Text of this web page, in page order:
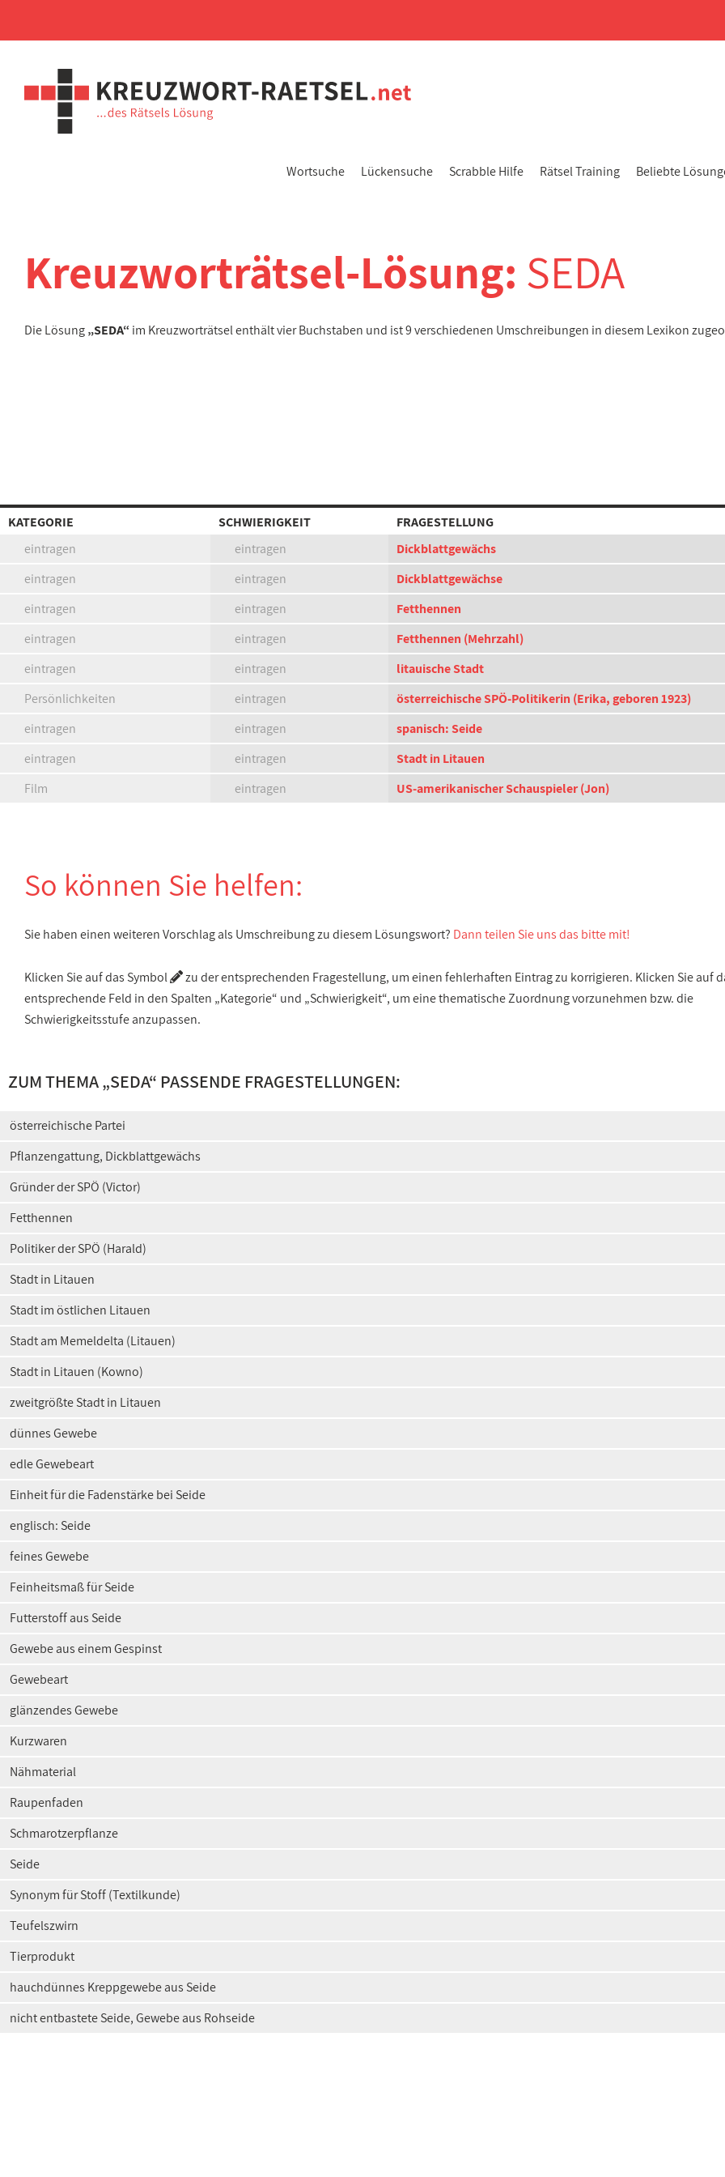
Wortsuche Lückensuche Scrabble Hilfe Rätsel Training Beliebte
Kreuzworträtsel-Lösung: SEDA
Die Lösung„SEDA“ im Kreuzworträtsel enthält vier Buchstaben und ist 9 verschiedenen Umschreibungen in diesem Lexikon
KATEGORIE SCHWIERIGKEIT
FRAGESTELLUNG
eintragen
eintragen
Dickblattgewächs
eintragen
eintragen
Dickblattgewächse
eintragen
eintragen
Fetthennen
eintragen
eintragen
Fetthennen (Mehrzahl)
eintragen
eintragen
litauische Stadt
Persönlichkeiten
eintragen
österreichische SPÖ-Politikerin (Erika, geboren 1923)
eintragen
eintragen
spanisch: Seide
eintragen
eintragen
Stadt in Litauen
Film
eintragen US-amerikanischer Schauspieler (Jon)
So können Sie helfen:
Sie haben einen weiteren Vorschlag als Umschreibung zu diesem Lösungswort? Dann teilen Sie uns das bitte mit!
Klicken Sie auf das Symbol
zu der entsprechenden Fragestellung, um einen fehlerhaften Eintrag zu korrigieren. Klicken Sie auf
entsprechende Feld in den Spalten „Kategorie“ und „Schwierigkeit“, um eine thematische Zuordnung vorzunehmen bzw. die
Schwierigkeitsstufe anzupassen.
ZUM THEMA „SEDA“ PASSENDE FRAGESTELLUNGEN:
österreichische Partei
Pflanzengattung, Dickblattgewächs
Gründer der SPÖ (Victor)
Fetthennen
Politiker der SPÖ (Harald)
Stadt in Litauen
Stadt im östlichen Litauen
Stadt am Memeldelta (Litauen)
Stadt in Litauen (Kowno)
zweitgrößte Stadt in Litauen
dünnes Gewebe
edle Gewebeart
Einheit für die Fadenstärke bei Seide
englisch: Seide
feines Gewebe
Feinheitsmaß für Seide
Futterstoff aus Seide
Gewebe aus einem Gespinst
Gewebeart
glänzendes Gewebe
Kurzwaren
Nähmaterial
Raupenfaden
Schmarotzerpflanze
Seide
Synonym für Stoff (Textilkunde)
Teufelszwirn
Tierprodukt
hauchdünnes Kreppgewebe aus Seide
nicht entbastete Seide, Gewebe aus Rohseide